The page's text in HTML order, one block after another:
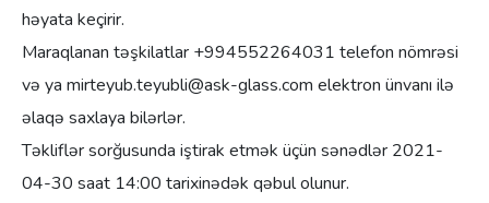
həyata keçirir.
Maraqlanan təşkilatlar +994552264031 telefon nömrəsi
və ya mirteyub.teyubli@ask-glass.com elektron ünvanı ilə
əlaqə saxlaya bilərlər.
Təkliflər sorğusunda iştirak etmək üçün sənədlər 2021-
04-30 saat 14:00 tarixinədək qəbul olunur.